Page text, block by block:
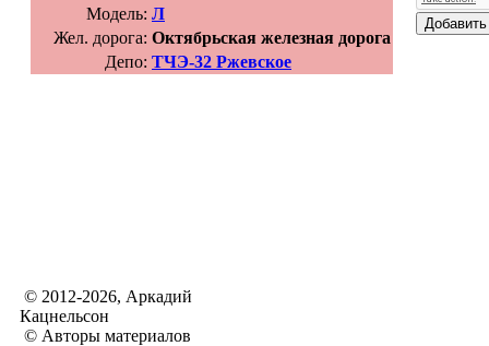
Модель: Л
Жел. дорога: Октябрьская железная дорога
Депо: ТЧЭ-32 Ржевское
© 2012-2026, Аркадий
Кацнельсон
© Авторы материалов